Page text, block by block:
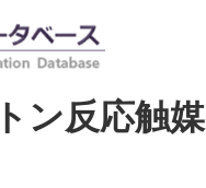
ン反応触媒